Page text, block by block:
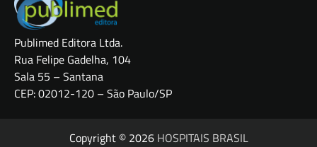
Publimed Editora Ltda.
Rua Felipe Gadelha, 104
Sala 55 – Santana
CEP: 02012-120 – São Paulo/SP
Copyright © 2026 HOSPITAIS BRASIL